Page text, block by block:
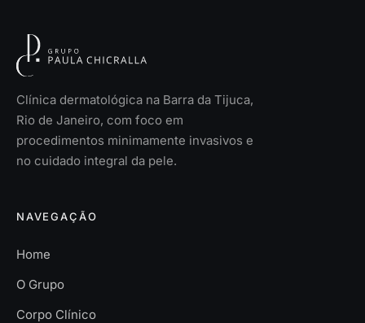
Clínica dermatológica na Barra da Tijuca,
Rio de Janeiro, com foco em
procedimentos minimamente invasivos e
no cuidado integral da pele.
NAVEGAÇÃO
Home
O Grupo
Corpo Clínico